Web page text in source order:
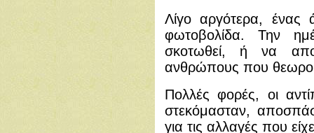
Λίγο αργότερα, ένας
φωτοβολίδα. Την
σκοτωθεί, ή να
ανθρώπους που
Πολλές φορές, οι
στεκόμασταν,
για τις αλλαγές που